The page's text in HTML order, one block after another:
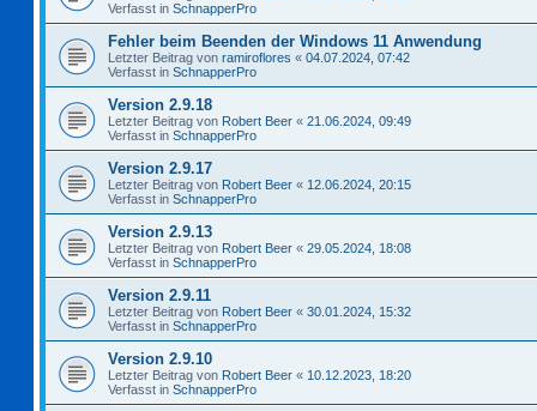
Verfasst in SchnapperPro
Fehler beim Beenden der Windows 11 Anwendung
Letzter Beitrag von ramiroflores « 04.07.2024, 07:42
Verfasst in SchnapperPro
Version 2.9.18
Letzter Beitrag von Robert Beer « 21.06.2024, 09:49
Verfasst in SchnapperPro
Version 2.9.17
Letzter Beitrag von Robert Beer « 12.06.2024, 20:15
Verfasst in SchnapperPro
Version 2.9.13
Letzter Beitrag von Robert Beer « 29.05.2024, 18:08
Verfasst in SchnapperPro
Version 2.9.11
Letzter Beitrag von Robert Beer « 30.01.2024, 15:32
Verfasst in SchnapperPro
Version 2.9.10
Letzter Beitrag von Robert Beer « 10.12.2023, 18:20
Verfasst in SchnapperPro